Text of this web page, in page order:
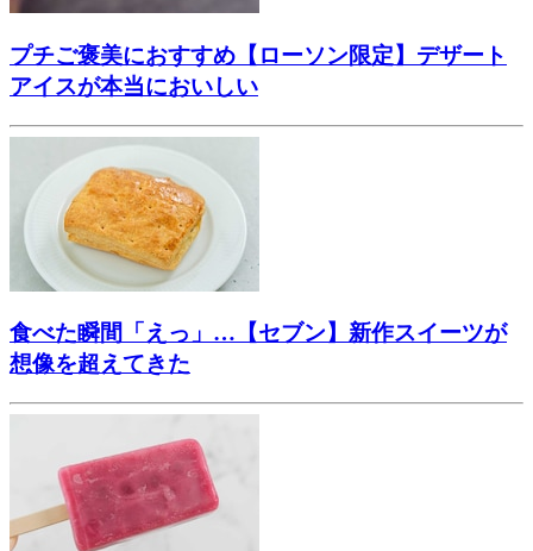
プチご褒美におすすめ【ローソン限定】デザート
アイスが本当においしい
食べた瞬間「えっ」…【セブン】新作スイーツが
想像を超えてきた